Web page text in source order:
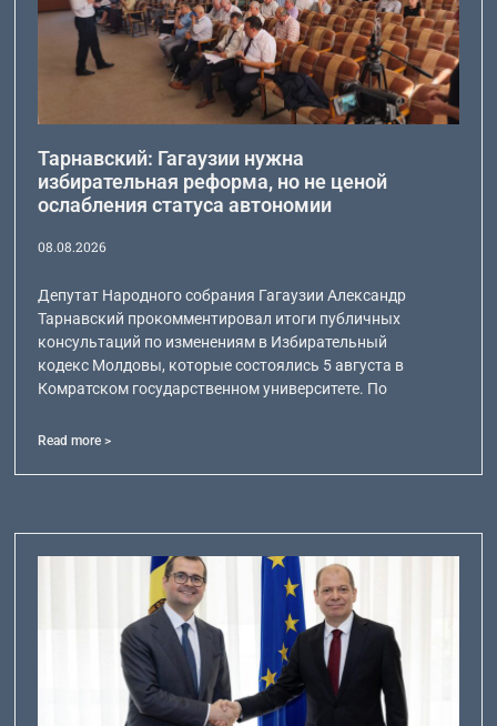
Тарнавский: Гагаузии нужна
избирательная реформа, но не ценой
ослабления статуса автономии
08.08.2026
Депутат Народного собрания Гагаузии Александр
Тарнавский прокомментировал итоги публичных
консультаций по изменениям в Избирательный
кодекс Молдовы, которые состоялись 5 августа в
Комратском государственном университете. По
Read more >